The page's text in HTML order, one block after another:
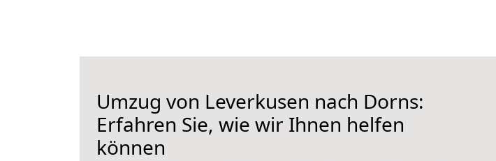
Umzug von Leverkusen nach Dorns:
Erfahren Sie, wie wir Ihnen helfen
können